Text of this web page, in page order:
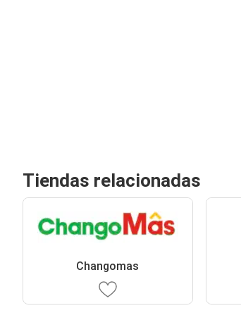
Tiendas relacionadas
Changomas